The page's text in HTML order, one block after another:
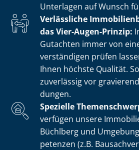
Unterlagen auf Wunsch
Verlässliche
das Vier-Augen-Prinzip:
Gutachten immer von
ver­stän­di­gen prüfen
Ihnen höchste Qualität.
zuverlässig vor
dun­gen.
Spezielle
verfügen unsere
Büchlberg und
pe­ten­zen (z.B.